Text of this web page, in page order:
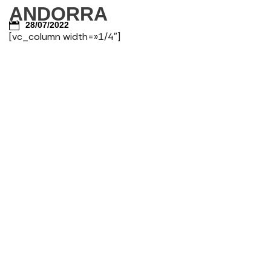
ANDORRA
28/07/2022
[vc_column width=»1/4″]